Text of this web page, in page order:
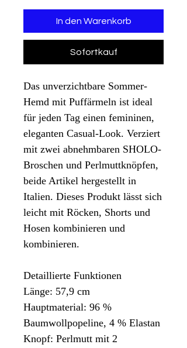
In den Warenkorb
Sofortkauf
Das unverzichtbare Sommer-
Hemd mit Puffärmeln ist ideal
für jeden Tag einen femininen,
eleganten Casual-Look. Verziert
mit zwei abnehmbaren SHOLO-
Broschen und Perlmuttknöpfen,
beide Artikel hergestellt in
Italien. Dieses Produkt lässt sich
leicht mit Röcken, Shorts und
Hosen kombinieren und
kombinieren.
Detaillierte Funktionen
Länge: 57,9 cm
Hauptmaterial: 96 %
Baumwollpopeline, 4 % Elastan
Knopf: Perlmutt mit 2